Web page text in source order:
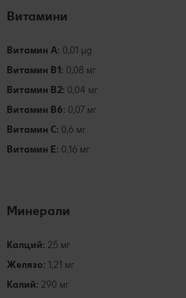
Витамини
Витамин А: 0,01 µg
Витамин B1: 0,08 мг
Витамин B2: 0,04 мг
Витамин B6: 0,07 мг
Витамин C: 0,6 мг
Витамин E: 0,16 мг
Минерали
Калций: 25 мг
Желязо: 1,21 мг
Калий: 290 мг